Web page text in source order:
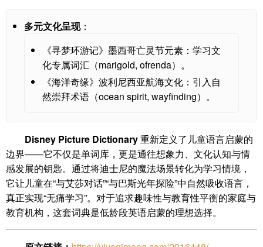
多元文化呈现：
《寻梦环游记》墨西哥亡灵节元素：学习文
化专属词汇（marigold, ofrenda）。
《海洋奇缘》波利尼西亚航海文化：引入自
然崇拜术语（ocean spirit, wayfinding）。
Disney Picture Dictionary重新定义了儿童语言启蒙的
边界——它不仅是单词库，更是通往想象力、文化认知与情
感发展的钥匙。通过将迪士尼的魔法场景转化为学习情境，
它让儿童在“与艾莎对话”“与巴斯光年探险”中自然吸收语言，
真正实现“无痛学习”。对于追求趣味性与教育性平衡的家庭与
教育机构，这套词典是低龄段英语启蒙的理想选择。